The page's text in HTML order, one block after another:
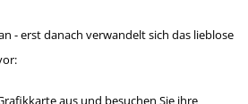
- erst danach verwandelt sich das lieblose
aus und besuchen Sie ihre